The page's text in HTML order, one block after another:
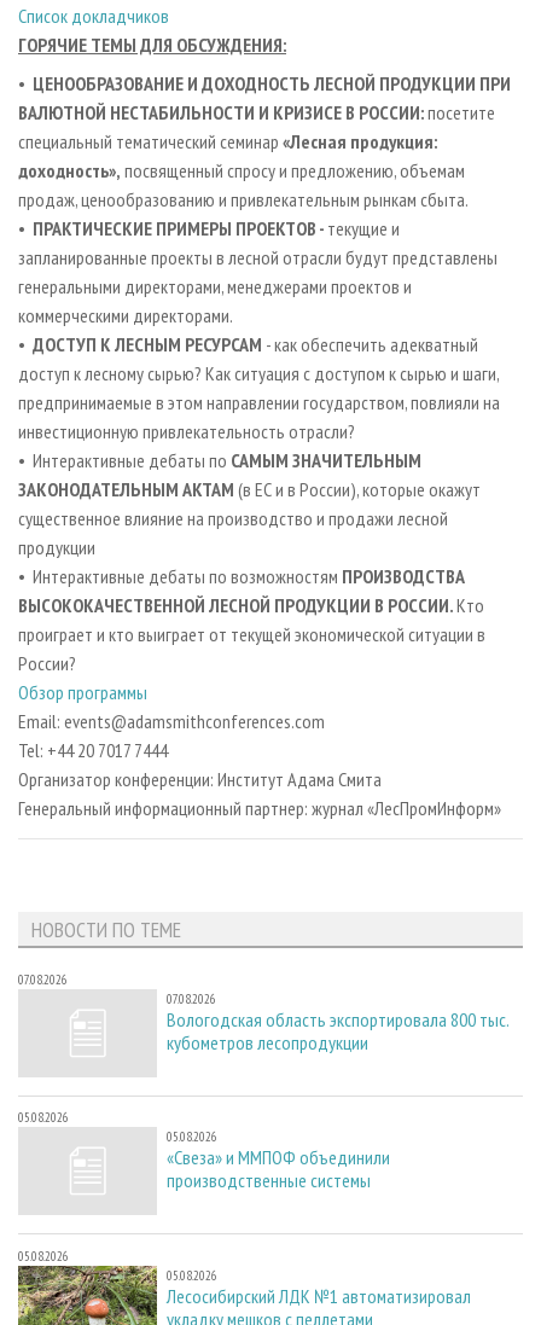
Список докладчиков
ГОРЯЧИЕ ТЕМЫ ДЛЯ ОБСУЖДЕНИЯ:
• ЦЕНООБРАЗОВАНИЕ И ДОХОДНОСТЬ ЛЕСНОЙ ПРОДУКЦИИ ПРИ
ВАЛЮТНОЙ НЕСТАБИЛЬНОСТИ И КРИЗИСЕ В РОССИИ:посетите
специальный тематический семинар «Лесная продукция:
доходность», посвященный спросу и предложению, объемам
продаж, ценообразованию и привлекательным рынкам сбыта.
• ПРАКТИЧЕСКИЕ ПРИМЕРЫ ПРОЕКТОВ - текущие и
запланированные проекты в лесной отрасли будут представлены
генеральными директорами, менеджерами проектов и
коммерческими директорами.
• ДОСТУП К ЛЕСНЫМ РЕСУРСАМ - как обеспечить адекватный
доступ к лесному сырью? Как ситуация с доступом к сырью и шаги,
предпринимаемые в этом направлении государством, повлияли на
инвестиционную привлекательность отрасли?
• Интерактивные дебаты по САМЫМ ЗНАЧИТЕЛЬНЫМ
ЗАКОНОДАТЕЛЬНЫМ АКТАМ (в ЕС и в России), которые окажут
существенное влияние на производство и продажи лесной
продукции
• Интерактивные дебаты по возможностям ПРОИЗВОДСТВА
ВЫСОКОКАЧЕСТВЕННОЙ ЛЕСНОЙ ПРОДУКЦИИ В РОССИИ.Кто
проиграет и кто выиграет от текущей экономической ситуации в
России?
Обзор программы
Email: events@adamsmithconferences.com
Tel: +44 20 7017 7444
Организатор конференции: Институт Адама Смита
Генеральный информационный партнер: журнал «ЛесПромИнформ»
НОВОСТИ ПО ТЕМЕ
07.08.2026
07.08.2026
Вологодская область экспортировала 800 тыс.
кубометров лесопродукции
05.08.2026
05.08.2026
«Свеза» и ММПОФ объединили
производственные системы
05.08.2026
05.08.2026
Лесосибирский ЛДК №1 автоматизировал
укладку мешков с пеллетами